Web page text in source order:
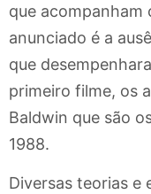
que acompanham
anunciado é a
que
primeiro filme, os
Baldwin que são
1988.
Diversas teorias e